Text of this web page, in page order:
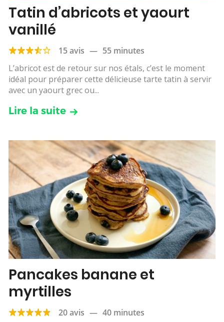
Tatin d’abricots et yaourt
vanillé
15 avis — 55 minutes
L’abricot est de retour sur nos étals, c’est le moment
idéal pour préparer cette délicieuse tarte tatin à servir
avec un yaourt grec ou...
Lire la suite
Pancakes banane et
myrtilles
20 avis — 40 minutes